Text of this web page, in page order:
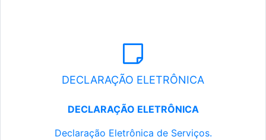
DECLARAÇÃO ELETRÔNICA
DECLARAÇÃO ELETRÔNICA
Declaração Eletrônica de Serviços.